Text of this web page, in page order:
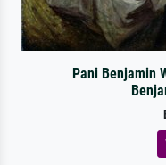
Pani Benjamin